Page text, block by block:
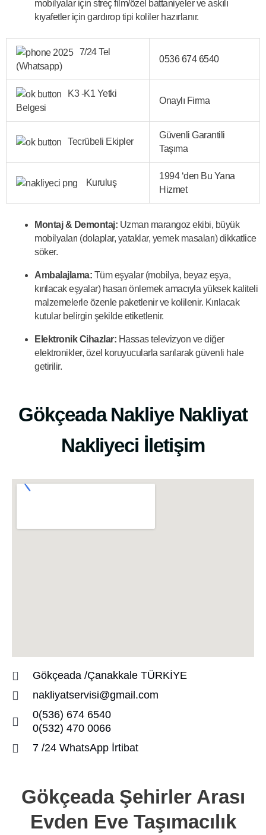
mobilyalar için streç film/özel battaniyeler ve askılı
kıyafetler için gardırop tipi koliler hazırlanır.
7/24 Tel
(Whatsapp)
0536 674 6540
K3 -K1 Yetki
Belgesi
Onaylı Firma
Tecrübeli Ekipler
Güvenli Garantili
Taşıma
Kuruluş
1994 ‘den Bu Yana
Hizmet
Montaj & Demontaj: Uzman marangoz ekibi, büyük
mobilyaları (dolaplar, yataklar, yemek masaları) dikkatlice
söker.
Ambalajlama: Tüm eşyalar (mobilya, beyaz eşya,
kırılacak eşyalar) hasarı önlemek amacıyla yüksek kaliteli
malzemelerle özenle paketlenir ve kolilenir. Kırılacak
kutular belirgin şekilde etiketlenir.
Elektronik Cihazlar: Hassas televizyon ve diğer
elektronikler, özel koruyucularla sarılarak güvenli hale
getirilir.
Gökçeada Nakliye Nakliyat
Nakliyeci İletişim
Gökçeada /Çanakkale TÜRKİYE
nakliyatservisi@gmail.com
0(536) 674 6540
0(532) 470 0066
7 /24 WhatsApp İrtibat
Gökçeada Şehirler Arası
Evden Eve Taşımacılık